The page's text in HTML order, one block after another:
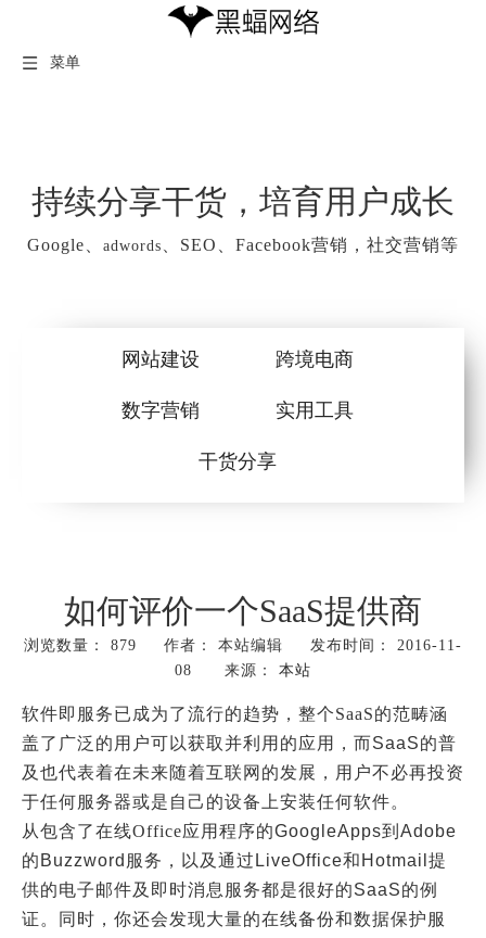
菜单
持续分享干货，培育用户成长
Google、 adwords 、SEO、Facebook营销，社交营销等
网站建设 跨境电商
数字营销 实用工具
干货分享
如何评价一个SaaS提供商
浏览数量： 879 作者： 本站编辑 发布时间： 2016-11-
08 来源： 本站
["wechat","weibo","qzone","douban","email"]
软件即服务已成为了流行的趋势，整个SaaS的范畴涵
盖了广泛的用户可以获取并利用的应用，而SaaS的普
及也代表着在未来随着互联网的发展，用户不必再投资
于任何服务器或是自己的设备上安装任何软件。
从包含了在线Office应用程序的GoogleApps到 Adobe
的 Buzzword 服务，以及通过 LiveOffice和 Hotmail 提
供的电子邮件及即时消息服务都是很好的SaaS的例
证。同时，你还会发现大量的在线备份和数据保护服